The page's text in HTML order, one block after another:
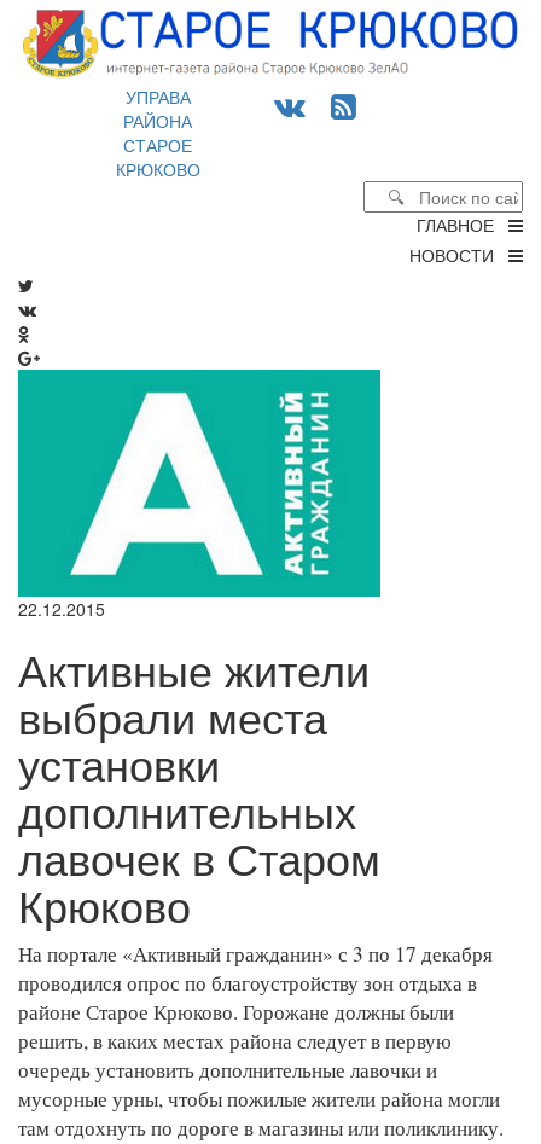
УПРАВА
РАЙОНА
СТАРОЕ
КРЮКОВО
ГЛАВНОЕ
НОВОСТИ
22.12.2015
Активные жители
выбрали места
установки
дополнительных
лавочек в Старом
Крюково
На портале «Активный гражданин» с 3 по 17 декабря
проводился опрос по благоустройству зон отдыха в
районе Старое Крюково. Горожане должны были
решить, в каких местах района следует в первую
очередь установить дополнительные лавочки и
мусорные урны, чтобы пожилые жители района могли
там отдохнуть по дороге в магазины или поликлинику.